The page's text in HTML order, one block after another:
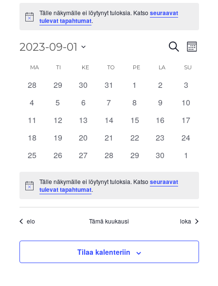
Notice
Tälle näkymälle ei löytynyt tuloksia. Katso seuraavat
tulevat tapahtumat.
Etsi
aja
Etsi
2023-09-01
Kalenteri
Tapahtumat
MA TI KE TO PE LA SU
0
28
0
29
0
30
0
31
0
1
0
2
0
3
0
4
0
5
0
6
0
7
0
8
0
9
0
10
0
11
0
12
0
13
0
14
0
15
0
16
0
17
0
18
0
19
0
20
0
21
0
22
0
23
0
24
0
25
0
26
0
27
0
28
0
29
0
30
0
1
Notice
Tälle näkymälle ei löytynyt tuloksia. Katso seuraavat
tulevat tapahtumat.
elo Tämä kuukausi loka
Tilaa kalenteriin